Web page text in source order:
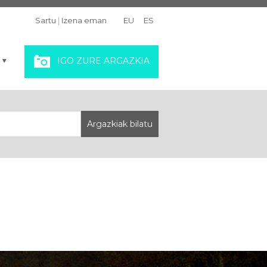
Sartu | Izena eman EU ES
IGO ZURE ARGAZKIA